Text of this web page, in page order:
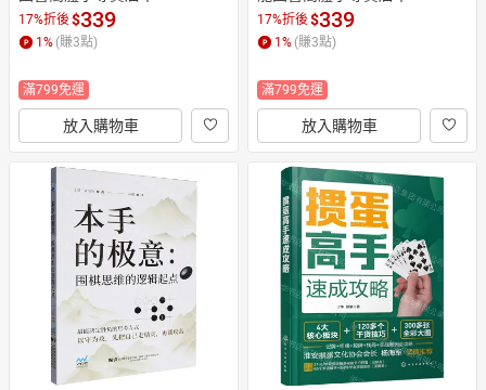
45970 (tl2608)
17%折後$339
1 % (賺3點)
滿799免運
放入購物車
9145932 (tl2610)
17%折後$339
1 % (賺3點)
滿799免運
放入購物車